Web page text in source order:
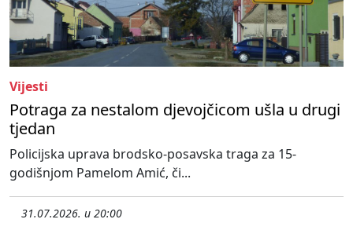
Vijesti
Potraga za nestalom djevojčicom ušla u drugi
tjedan
Policijska uprava brodsko-posavska traga za 15-
godišnjom Pamelom Amić, či...
31.07.2026. u 20:00